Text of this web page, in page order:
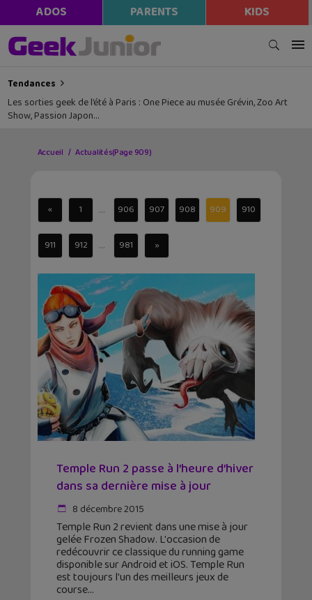
ADOS PARENTS KIDS
Tendances
Les sorties geek de l’été à Paris : One Piece au musée Grévin, Zoo Art
Show, Passion Japon…
Accueil Actualités(Page 909)
« 1 ... 906 907 908 909 910
911 912 ... 981 »
Temple Run 2 passe à l’heure d’hiver
dans sa dernière mise à jour
8 décembre 2015
Temple Run 2 revient dans une mise à jour
gelée Frozen Shadow. L'occasion de
redécouvrir ce classique du running game
disponible sur Android et iOS. Temple Run
est toujours l'un des meilleurs jeux de
course